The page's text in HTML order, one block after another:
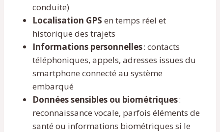
conduite)
Localisation GPS en temps réel et
historique des trajets
Informations personnelles: contacts
téléphoniques, appels, adresses issues du
smartphone connecté au système
embarqué
Données sensibles ou biométriques:
reconnaissance vocale, parfois éléments de
santé ou informations biométriques si le